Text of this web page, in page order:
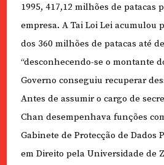
1995, 417,12 milhões de patacas
empresa. A Tai Loi Lei acumulou
dos 360 milhões de patacas até
“desconhecendo-se o montante
Governo conseguiu recuperar
Antes de assumir o cargo de
Chan desempenhava funções
Gabinete de Protecção de Dados
em Direito pela Universidade de